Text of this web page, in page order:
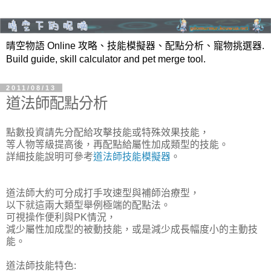
晴空物語 Online 攻略、技能模擬器、配點分析、寵物挑選器.
Build guide, skill calculator and pet merge tool.
2011/08/13
道法師配點分析
點數投資請先分配給攻擊技能或特殊效果技能，
等人物等級提高後，再配點給屬性加成類型的技能。
詳細技能說明可參考道法師技能模擬器 。
道法師大約可分成打手攻速型與補師治療型，
以下就這兩大類型舉例極端的配點法。
可視操作便利與PK情況，
減少屬性加成型的被動技能，或是減少成長幅度小的主動技
能。
道法師技能特色: